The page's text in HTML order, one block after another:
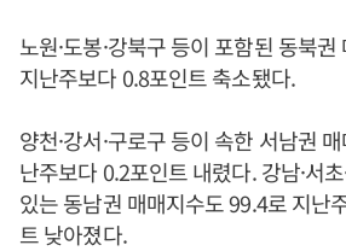
노원·도봉·강북구 등이 포함된 동북
지난주보다 0.8포인트 축소됐다.
양천·강서·구로구 등이 속한 서남권
난주보다 0.2포인트 내렸다. 강남·서
있는 동남권 매매지수도 99.4로 지난
트 낮아졌다.